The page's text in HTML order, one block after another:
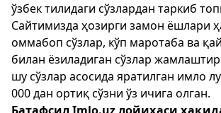
ўзбек тилидаги сўзлардан таркиб
Сайтимизда ҳозирги замон ёшлари
оммабоп сўзлар, кўп маротаба ва
билан ёзиладиган сўзлар
шу сўзлар асосида яратилган имло
000 дан ортиқ сўзни ўз ичига олган.